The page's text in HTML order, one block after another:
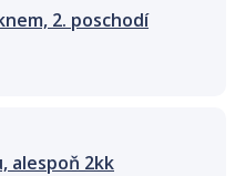
2. poschodí
alespoň 2kk